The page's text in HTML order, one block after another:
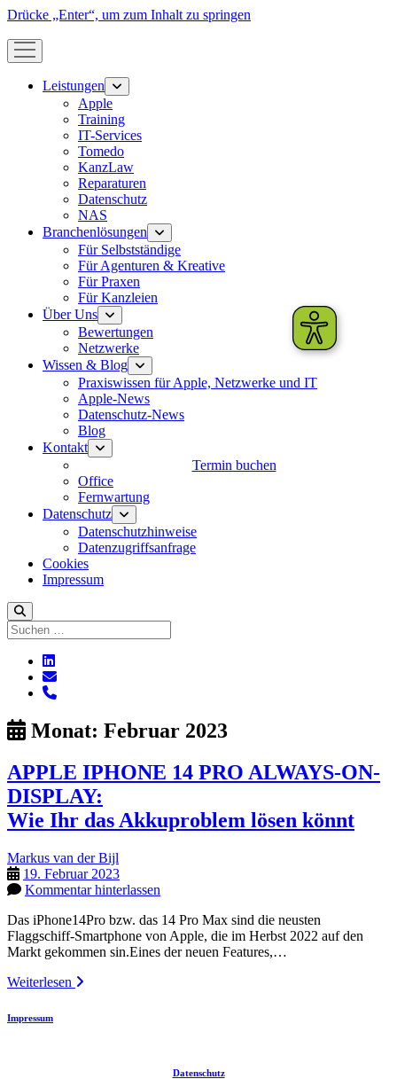
Drücke „Enter“, um zum Inhalt zu springen
Menü
öffnen
Leistungen
Menü
öffnen
Apple
Training
IT-Services
Tomedo
KanzLaw
Reparaturen
Datenschutz
NAS
Branchenlösungen
Menü
öffnen
Für Selbstständige
Für Agenturen & Kreative
Für Praxen
Für Kanzleien
Über Uns Menü
öffnen
Bewertungen
Netzwerke
Wissen & Blog Menü
öffnen
Praxiswissen für Apple, Netzwerke und IT
Apple-News
Datenschutz-News
Blog
Kontakt Menü
öffnen
Termin buchen
Office
Fernwartung
Datenschutz Menü
öffnen
Datenschutzhinweise
Datenzugriffsanfrage
Cookies
Impressum
Suchen
linkedin
E-
Mail
phone
Monat: Februar 2023
APPLE IPHONE 14 PRO ALWAYS-ON-
DISPLAY:
Wie Ihr das Akkuproblem lösen könnt
Markus van der Bijl
19. Februar 2023
Kommentar hinterlassen
Das iPhone14Pro bzw. das 14 Pro Max sind die neusten
Flaggschiff-Smartphone von Apple, die im Herbst 2022 auf den
Markt gekommen sin.Eines der neuen Features,…
Weiterlesen APPLE
Impressum
Datenschutz